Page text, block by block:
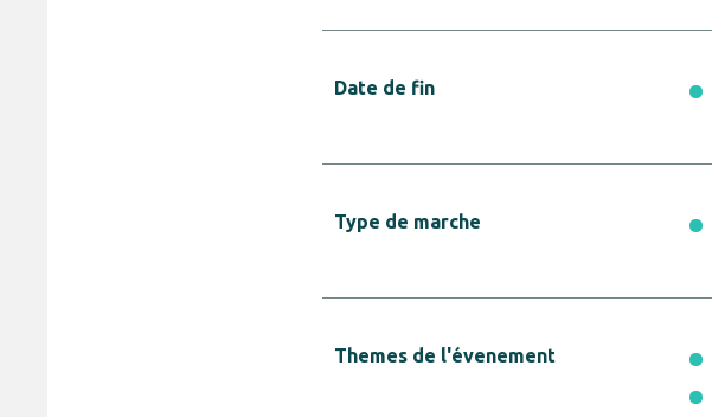
Date de fin
Type de marche
Themes de l'évenement